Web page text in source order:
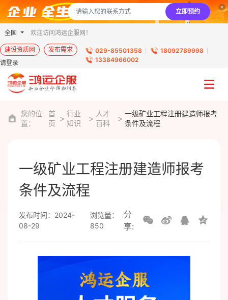
立即预约
全国 欢迎访问鸿运企服网！
建设资质网
发布需求
请登录
029-85501358
18092789998
13384966002
您的位
置：
首
页
行业
知识
人才
百科
一级矿业工程注册建造师报考
条件及流程
一级矿业工程注册建造师报考
条件及流程
发布时间：2024-
08-29
浏览量：
850
分
享: